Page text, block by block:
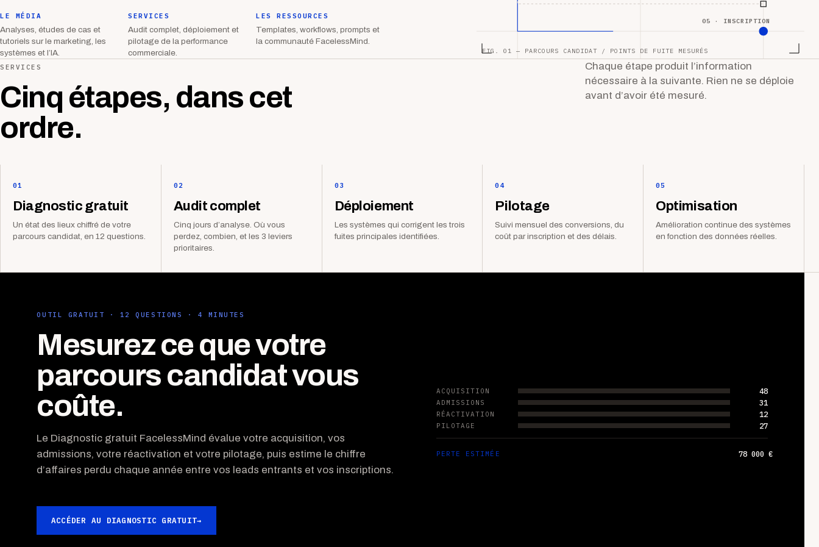
LE MÉDIA
Analyses, études de cas et
tutoriels sur le marketing, les
systèmes et l’IA.
SERVICES
Audit complet, déploiement et
pilotage de la performance
commerciale.
LES RESSOURCES
Templates, workflows, prompts et
la communauté FacelessMind.
05 · INSCRIPTION
FIG. 01 — PARCOURS CANDIDAT / POINTS DE FUITE MESURÉS
SERVICES
Cinq étapes, dans cet
ordre.
Chaque étape produit l’information
nécessaire à la suivante. Rien ne se déploie
avant d’avoir été mesuré.
01
Diagnostic gratuit
Un état des lieux chiffré de votre
parcours candidat, en 12 questions.
02
Audit complet
Cinq jours d’analyse. Où vous
perdez, combien, et les 3 leviers
prioritaires.
03
Déploiement
Les systèmes qui corrigent les trois
fuites principales identifiées.
04
Pilotage
Suivi mensuel des conversions, du
coût par inscription et des délais.
05
Optimisation
Amélioration continue des systèmes
en fonction des données réelles.
OUTIL GRATUIT · 12 QUESTIONS · 4 MINUTES
Mesurez ce que votre
parcours candidat vous
coûte.
Le Diagnostic gratuit FacelessMind évalue votre acquisition, vos
admissions, votre réactivation et votre pilotage, puis estime le chiffre
d’affaires perdu chaque année entre vos leads entrants et vos inscriptions.
ACCÉDER AU DIAGNOSTIC GRATUIT→
ACQUISITION 48
ADMISSIONS 31
RÉACTIVATION 12
PILOTAGE 27
PERTE ESTIMÉE 78 000 €